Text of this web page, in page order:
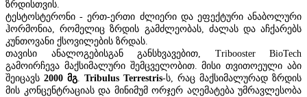
ზრდისთვის.
ტესტოსტერონი - ერთ-ერთი ძლიერი და ეფექტური ანაბოლური
ჰორმონია, რომელიც ზრდის გამძლეობას, ძალას და აჩქარებს
კუნთოვანი ქსოვილების ზრდას.
თავისი ანალოგებისგან განსხვავებით, Tribooster BioTech
გამოირჩევა მაქსიმალური შემცველობით. მისი თვითოეული აბი
შეიცავს 2000 მგ. Tribulus Terrestris-ს, რაც მაქსიმალურად ზრდის
მის კონცენტრაციას და მინიმუმ ორჯერ აღემატება უმრავლესობა